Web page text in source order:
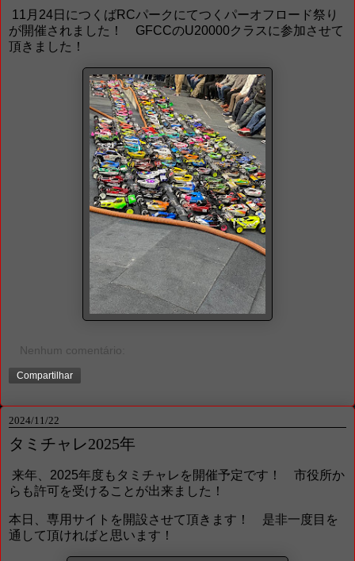
11月24日につくばRCパークにてつくパーオフロード祭り
が開催されました！ GFCCのU20000クラスに参加させて
頂きました！
Nenhum comentário:
Compartilhar
2024/11/22
タミチャレ2025年
来年、2025年度もタミチャレを開催予定です！ 市役所か
らも許可を受けることが出来ました！
本日、専用サイトを開設させて頂きます！ 是非一度目を
通して頂ければと思います！